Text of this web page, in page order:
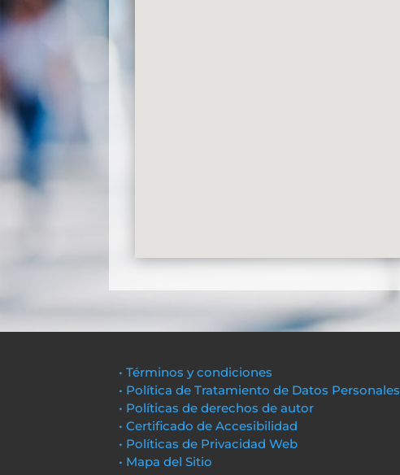
• Términos y condiciones
• Política de Tratamiento de Datos Personales
• Políticas de derechos de autor
• Certificado de Accesibilidad
• Políticas de Privacidad Web
• Mapa del Sitio